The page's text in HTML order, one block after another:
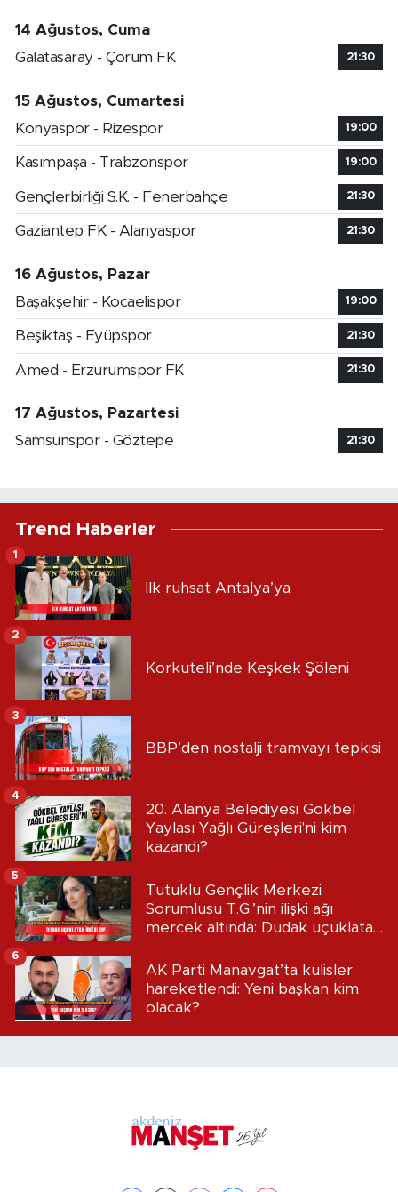
14 Ağustos, Cuma
Galatasaray - Çorum FK
21:30
15 Ağustos, Cumartesi
Konyaspor - Rizespor
19:00
Kasımpaşa - Trabzonspor 19:00
Gençlerbirliği S.K. - Fenerbahçe 21:30
Gaziantep FK - Alanyaspor 21:30
16 Ağustos, Pazar
Başakşehir - Kocaelispor
19:00
Beşiktaş - Eyüpspor 21:30
Amed - Erzurumspor FK 21:30
17 Ağustos, Pazartesi
Samsunspor - Göztepe
21:30
Trend Haberler
İlk ruhsat Antalya’ya
1
Korkuteli’nde Keşkek Şöleni
2
BBP’den nostalji tramvayı tepkisi
3
20. Alanya Belediyesi Gökbel
Yaylası Yağlı Güreşleri'ni kim
kazandı?
4
Tutuklu Gençlik Merkezi
Sorumlusu T.G.’nin ilişki ağı
mercek altında: Dudak uçuklatan
5
AK Parti Manavgat’ta kulisler
hareketlendi: Yeni başkan kim
olacak?
6